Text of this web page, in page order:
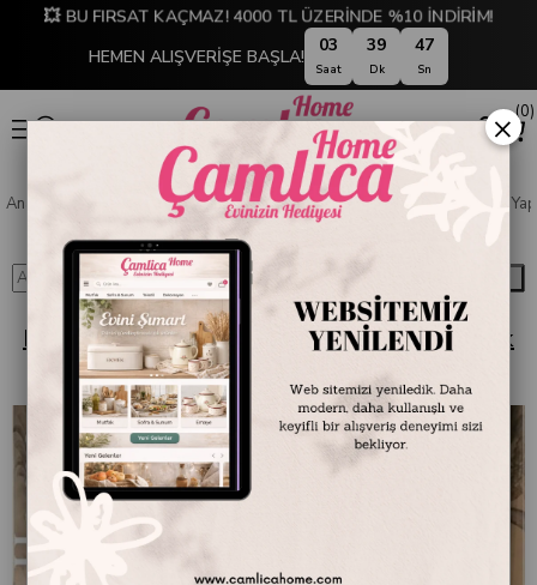
💥 BU FIRSAT KAÇMAZ! 4000 TL ÜZERİNDE %10 İNDİRİM!
HEMEN ALIŞVERİŞE BAŞLA!
03
Saat
39
Dk
46
Sn
0
Anasayfa MİKASA MOOR Mevsimsiz Güzellik: Mikasa Moor Yapay Çiçek ve
Mevsimsiz Güzellik: Mikasa Moor Yapay Çiçek
ve Ağaçlarla Yaşam Alanınızı Yenileyin
×